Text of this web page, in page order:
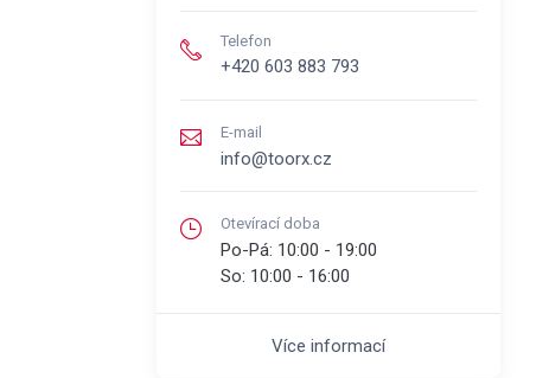
Telefon
+420 603 883 793
E-mail
info@toorx.cz
Otevírací doba
Po-Pá: 10:00 - 19:00
So: 10:00 - 16:00
Více informací